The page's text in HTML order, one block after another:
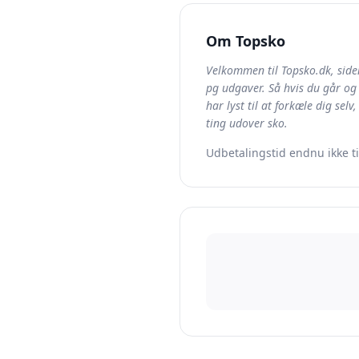
Om Topsko
Velkommen til Topsko.dk,
pg udgaver. Så hvis du går
har lyst til at forkæle dig selv,
ting udover sko.
Udbetalingstid endnu ikke